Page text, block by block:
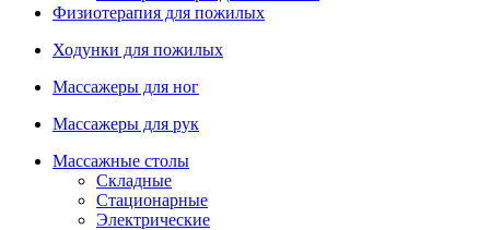
Физиотерапия для пожилых
Ходунки для пожилых
Массажеры для ног
Массажеры для рук
Массажные столы
Складные
Стационарные
Электрические